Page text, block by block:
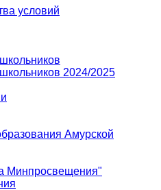
условий
2024/2025
Амурской
Минпросвещения"